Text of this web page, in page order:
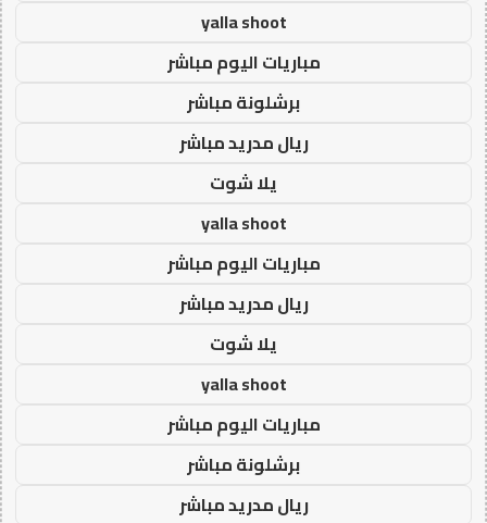
yalla shoot
مباريات اليوم مباشر
برشلونة مباشر
ريال مدريد مباشر
يلا شوت
yalla shoot
مباريات اليوم مباشر
ريال مدريد مباشر
يلا شوت
yalla shoot
مباريات اليوم مباشر
برشلونة مباشر
ريال مدريد مباشر